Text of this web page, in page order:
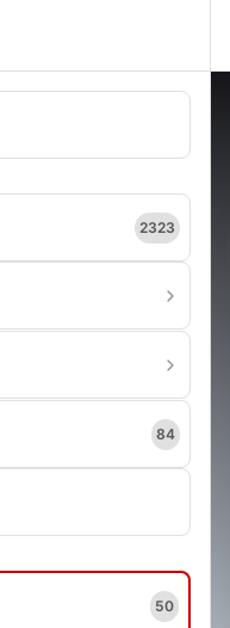
2323
84
50